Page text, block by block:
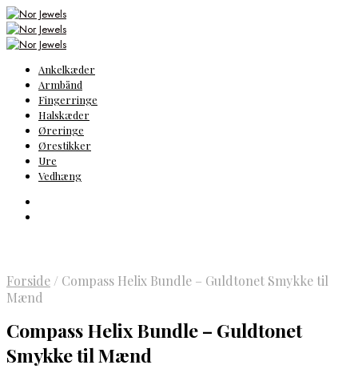
Ankelkæder
Armbånd
Fingerringe
Halskæder
Øreringe
Ørestikker
Ure
Vedhæng
Forside / Compass Helix Bundle – Guldtonet Smykke til
Mænd
Compass Helix Bundle – Guldtonet
Smykke til Mænd